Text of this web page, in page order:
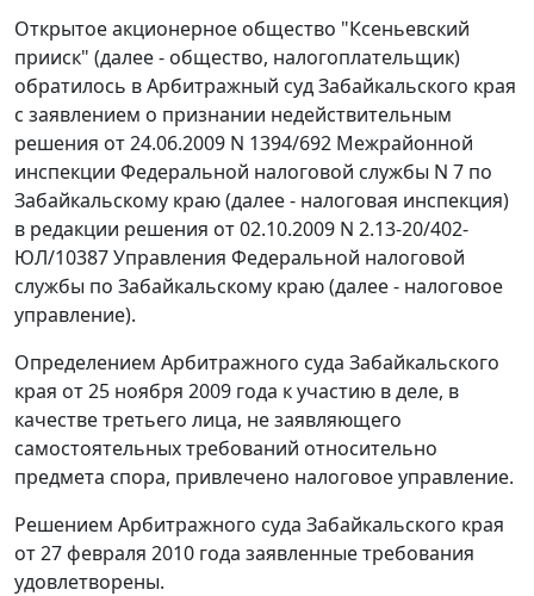
Открытое акционерное общество "Ксеньевский
прииск" (далее - общество, налогоплательщик)
обратилось в Арбитражный суд Забайкальского края
с заявлением о признании недействительным
решения от 24.06.2009 N 1394/692 Межрайонной
инспекции Федеральной налоговой службы N 7 по
Забайкальскому краю (далее - налоговая инспекция)
в редакции решения от 02.10.2009 N 2.13-20/402-
ЮЛ/10387 Управления Федеральной налоговой
службы по Забайкальскому краю (далее - налоговое
управление).
Определением Арбитражного суда Забайкальского
края от 25 ноября 2009 года к участию в деле, в
качестве третьего лица, не заявляющего
самостоятельных требований относительно
предмета спора, привлечено налоговое управление.
Решением Арбитражного суда Забайкальского края
от 27 февраля 2010 года заявленные требования
удовлетворены.